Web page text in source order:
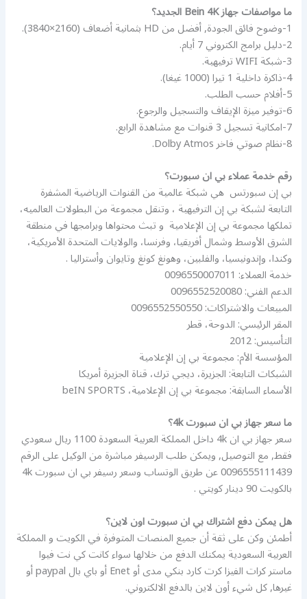
ما مواصفات جهاز Bein 4K الجديد؟
1-وضوح فائق الجودة, أفضل من HD بثمانية أضعاف (2160×3840).
2-دليل برامج الكتروني 7 أيام.
3-شبكة WIFI ترفيهية.
4-ذاكرة داخلية 1 تيرا (1000 غيغا).
5-أفلام حسب الطلب.
6-توفير ميزة الإيقاف والتسجيل والرجوع.
7-امكانية تسجيل 3 قنوات مع مشاهدة الرابع.
8-نظام صوتي فاخر Dolby Atmos.
رقم خدمة عملاء بي ان سبورت؟
بي إن سبورتس ‏ هي شبكة عالمية من القنوات الرياضية المشفرة
التابعة لشبكة بي إن الترفيهية ‏، وتنقل مجموعة من البطولات العالميه،
تملكها مجموعة بي إن الإعلامية ‏ و تبث محتواها وبرامجها في منطقة
الشرق الأوسط وشمال أفريقيا، وفرنسا، والولايات المتحدة الأمريكية،
وكندا، وإندونيسيا، والفلبين، وهونغ كونغ وتايوان وأستراليا .
خدمة العملاء: 0096550007011
الدعم الفني: 0096552520080
المبيعات والاشتراكات: 0096552550550
المقر الرئيسي: الدوحة، قطر
التأسيس: 2012
المؤسسة الأم: مجموعة بي إن الإعلامية
الشبكات التابعة: الجزيرة، ديجي ترك، قناة الجزيرة أمريكا
الأسماء السابقة: مجموعة بي إن الإعلامية، beIN SPORTS
ما سعر جهاز بي ان سبورت 4k؟
سعر جهاز بي ان 4k داخل المملكة العربية السعودة 1100 ريال سعودي
فقط, مع التوصيل, ويمكن طلب الرسيفر مباشرة من الوكيل على الرقم
0096555111439 عن طريق الوتساب وسعر رسيفر بي ان سبورت 4k
بالكويت 90 دينار كويتي .
هل يمكن دفع اشتراك بي ان سبورت اون لاين؟
أطمئن وكن على ثقة أن جميع المنصات المتوفرة في الكويت و المملكة
العربية السعودية يمكنك الدفع من خلالها سواء كانت كي نت فيوا
ماستر كرات الفيزا كرت كارد بنكي مدى أو Enet أو باي بال paypal أو
غيرها, كل شيء أون لاين بالدفع الالكتروني.